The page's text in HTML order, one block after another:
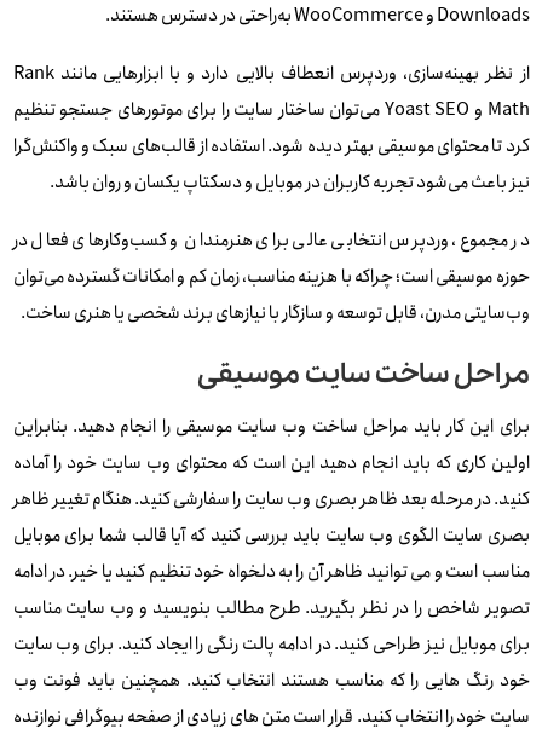
Downloads و WooCommerce به‌راحتی در دسترس هستند.
از نظر بهینه‌سازی، وردپرس انعطاف بالایی دارد و با ابزارهایی مانند Rank
Math و Yoast SEO می‌توان ساختار سایت را برای موتورهای جستجو تنظیم
کرد تا محتوای موسیقی بهتر دیده شود. استفاده از قالب‌های سبک و واکنش‌گرا
نیز باعث می‌شود تجربه کاربران در موبایل و دسکتاپ یکسان و روان باشد.
در مجموع، وردپرس انتخابی عالی برای هنرمندان و کسب‌وکارهای فعال در
حوزه موسیقی است؛ چراکه با هزینه مناسب، زمان کم و امکانات گسترده می‌توان
وب‌سایتی مدرن، قابل توسعه و سازگار با نیازهای برند شخصی یا هنری ساخت.
مراحل ساخت سایت موسیقی
برای این کار باید مراحل ساخت وب سایت موسیقی را انجام دهید. بنابراین
اولین کاری که باید انجام دهید این است که محتوای وب سایت خود را آماده
کنید. در مرحله بعد ظاهر بصری وب سایت را سفارشی کنید. هنگام تغییر ظاهر
بصری سایت الگوی وب سایت باید بررسی کنید که آیا قالب شما برای موبایل
مناسب است و می توانید ظاهر آن را به دلخواه خود تنظیم کنید یا خیر. در ادامه
تصویر شاخص را در نظر بگیرید. طرح مطالب بنویسید و وب سایت مناسب
برای موبایل نیز طراحی کنید. در ادامه پالت رنگی را ایجاد کنید. برای وب سایت
خود رنگ هایی را که مناسب هستند انتخاب کنید. همچنین باید فونت وب
سایت خود را انتخاب کنید. قرار است متن های زیادی از صفحه بیوگرافی نوازنده